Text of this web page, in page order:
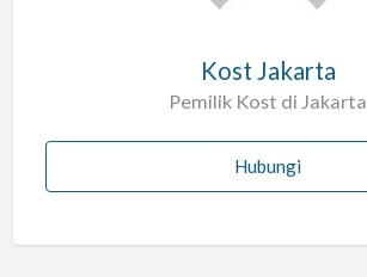
Kost Jakarta
Pemilik Kost di Jakarta
Hubungi